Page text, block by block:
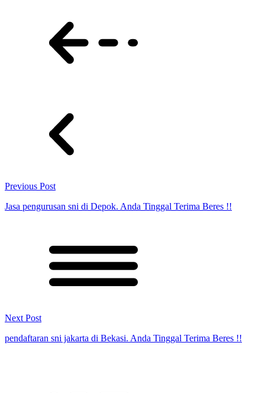
Previous Post
Jasa pengurusan sni di Depok. Anda Tinggal Terima Beres !!
Next Post
pendaftaran sni jakarta di Bekasi. Anda Tinggal Terima Beres !!